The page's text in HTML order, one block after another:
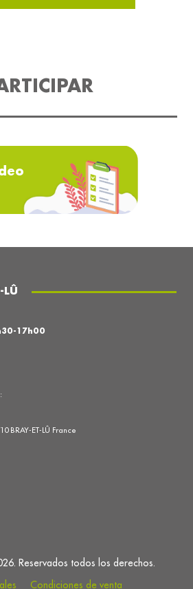
LÛ
BRAY-ET-LÛ France
17h00
Reservados todos los derechos.
Condiciones de venta